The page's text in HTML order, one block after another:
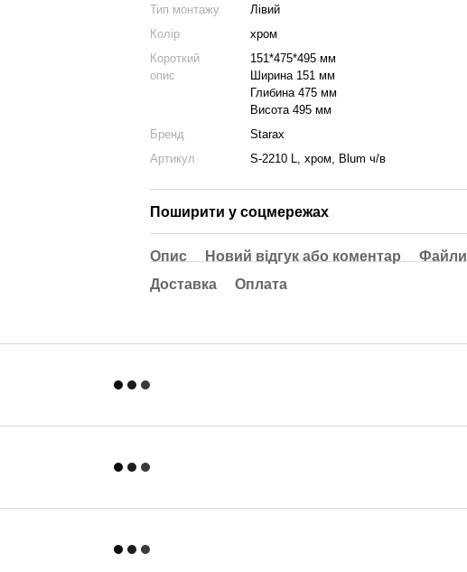
Тип монтажу
Лівий
Колір
хром
Короткий
опис
151*475*495 мм
Ширина 151 мм
Глибина 475 мм
Висота 495 мм
Бренд
Starax
Артикул
S-2210 L, хром, Blum ч/в
Поширити у соцмережах
Опис Новий відгук або коментар
Файли
Доставка
Оплата